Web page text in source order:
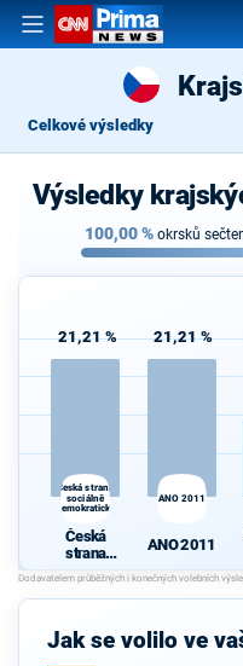
Celkové výsledky
Výsledky
100,00% okrsků
21,21 %
Česká strana
sociálně
demokratická
Česká
strana
sociálně
demokrati
cká
21,21 %
ANO 2011
ANO 2011
Jak se volilo ve